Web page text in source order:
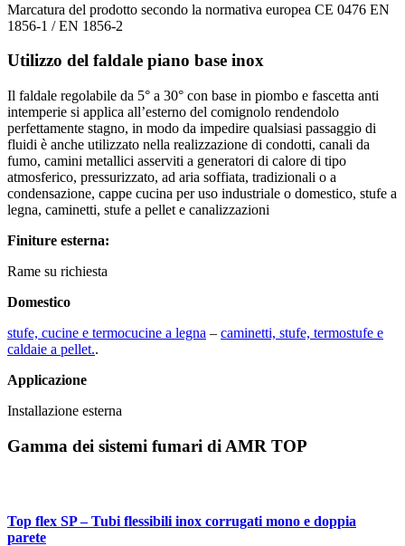
Marcatura del prodotto secondo la normativa europea CE 0476 EN
1856-1 / EN 1856-2
Utilizzo del faldale piano base inox
Il faldale regolabile da 5° a 30° con base in piombo e fascetta anti
intemperie si applica all’esterno del comignolo rendendolo
perfettamente stagno, in modo da impedire qualsiasi passaggio di
fluidi è anche utilizzato nella realizzazione di condotti, canali da
fumo, camini metallici asserviti a generatori di calore di tipo
atmosferico, pressurizzato, ad aria soffiata, tradizionali o a
condensazione, cappe cucina per uso industriale o domestico, stufe a
legna, caminetti, stufe a pellet e canalizzazioni
Finiture esterna:
Rame su richiesta
Domestico
stufe, cucine e termocucine a legna – caminetti, stufe, termostufe e
caldaie a pellet..
Applicazione
Installazione esterna
Gamma dei sistemi fumari di AMR TOP
Top flex SP – Tubi flessibili inox corrugati mono e doppia
parete